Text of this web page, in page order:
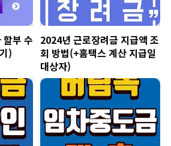
할부 수
)
2024년 근로장려금 지급액 조
회 방법(+홈택스 계산 지급일
대상자)